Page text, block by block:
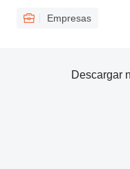
Empresas
Descargar